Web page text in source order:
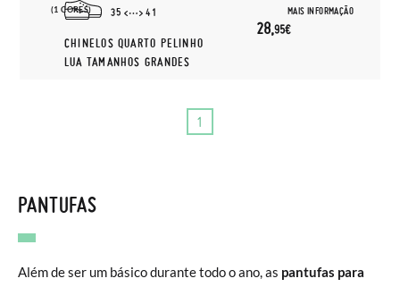
(1 CORES) MAIS INFORMAÇÃO
35 41
CHINELOS QUARTO PELINHO
LUA TAMANHOS GRANDES
28,95€
1
PANTUFAS
Além de ser um básico durante todo o ano, as pantufas para